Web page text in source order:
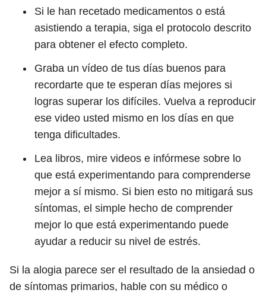
Si le han recetado medicamentos o está
asistiendo a terapia, siga el protocolo descrito
para obtener el efecto completo.
Graba un vídeo de tus días buenos para
recordarte que te esperan días mejores si
logras superar los difíciles. Vuelva a reproducir
ese video usted mismo en los días en que
tenga dificultades.
Lea libros, mire videos e infórmese sobre lo
que está experimentando para comprenderse
mejor a sí mismo. Si bien esto no mitigará sus
síntomas, el simple hecho de comprender
mejor lo que está experimentando puede
ayudar a reducir su nivel de estrés.
Si la alogia parece ser el resultado de la ansiedad o
de síntomas primarios, hable con su médico o